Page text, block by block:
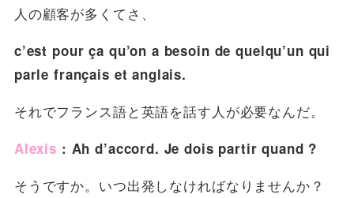
人の顧客が多くてさ、
c’est pour ça qu’on a besoin de quelqu’un qui
parle français et anglais.
それでフランス語と英語を話す人が必要なんだ。
Alexis : Ah d’accord. Je dois partir quand ?
そうですか。いつ出発しなければなりませんか？